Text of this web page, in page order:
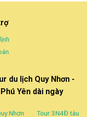
du lịch Quy Nhơn -
Phú Yên dài ngày
Nhơn
Tour 3N4Đ tàu